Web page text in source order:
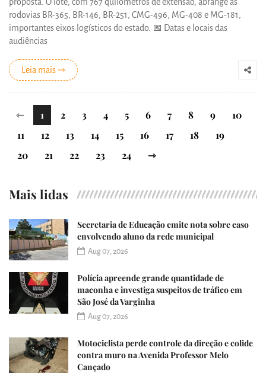
rodovias BR-365, BR-146, BR-251, CMG-496, MG-408 e MG-181,
importantes eixos logísticos do estado. 📅 Datas e locais das
audiências
Leia mais ⇾
⇽ 1 2 3 4 5 6 7 8 9
10
11
12 13 14 15 16 17 18
19
20
21 22 23 24 ⇾
Mais lidas
Secretaria de Educação emite nota sobre caso
envolvendo aluno da rede municipal
Aug 07, 2026
Polícia apreende grande quantidade de
maconha e investiga suspeitos de tráfico em
São José da Varginha
Aug 07, 2026
Motociclista perde controle da direção e colide
contra muro na Avenida Professor Melo
Cançado